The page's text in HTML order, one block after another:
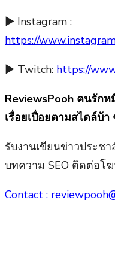
► Instagram :
https://
► Twitch: https://
ReviewsPooh คนรัก
เรื่อยเปื่อยตามสไตล์บ้า
รับงานเขียนข่าวประช
บทความ SEO ติดต่อโ
Contact :